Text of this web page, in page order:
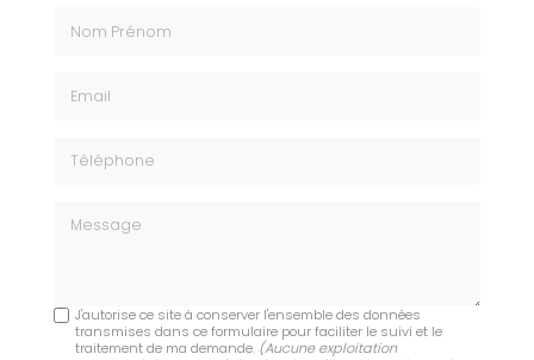
J'autorise ce site à conserver l'ensemble des données
transmises dans ce formulaire pour faciliter le suivi et le
traitement de ma demande. (Aucune exploitation